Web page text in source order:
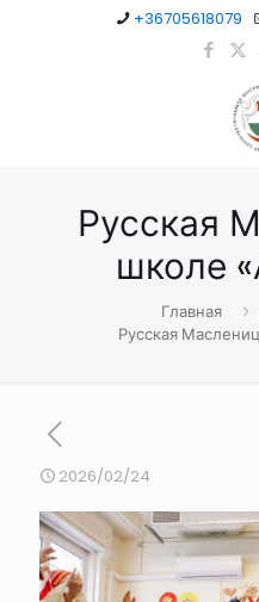
+36705618079
Русская
школе
Главная
Русская
2026/02/24